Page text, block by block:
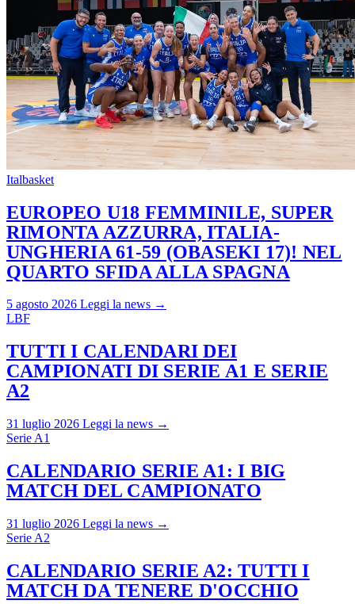
Italbasket
EUROPEO U18 FEMMINILE, SUPER
RIMONTA AZZURRA, ITALIA-
UNGHERIA 61-59 (OBASEKI 17)! NEL
QUARTO SFIDA ALLA SPAGNA
5 agosto 2026 Leggi la news →
LBF
TUTTI I CALENDARI DEI
CAMPIONATI DI SERIE A1 E SERIE
A2
31 luglio 2026 Leggi la news →
Serie A1
CALENDARIO SERIE A1: I BIG
MATCH DEL CAMPIONATO
31 luglio 2026 Leggi la news →
Serie A2
CALENDARIO SERIE A2: TUTTI I
MATCH DA TENERE D'OCCHIO